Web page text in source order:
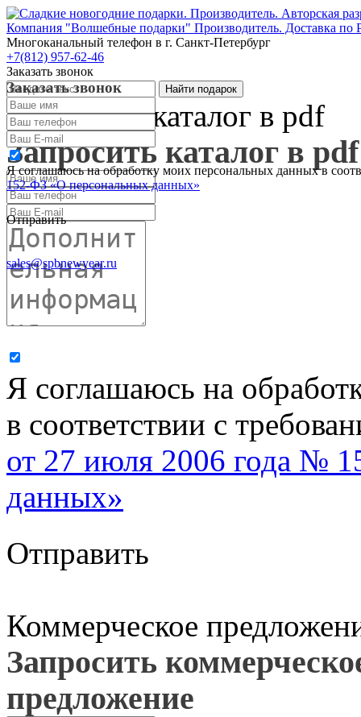
Компания "Волшебные подарки" Производитель. Доставка по
Многоканальный телефон в г. Санкт-Петербург
+7(812) 957-62-46
Заказать звонок
Заказать звонок
Я соглашаюсь на обработку моих персональных данных в
152-ФЗ «О персональных данных»
Отправить
sales@spbnewyear.ru
Запросить каталог в pdf
Запросить каталог в pdf
Я соглашаюсь на
в соответствии с
от 27 июля 2006 года №
данных»
Отправить
Коммерческое
Запросить
предложение